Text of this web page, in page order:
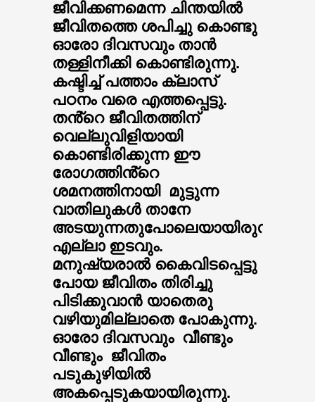
ജീവിക്കണമെന്ന ചിന്തയിൽ
ജീവിതത്തെ ശപിച്ചു കൊണ്ടു
ഓരോ ദിവസവും താൻ
തള്ളിനീക്കി കൊണ്ടിരുന്നു.
കഷ്ടിച്ച് പത്താം ക്ലാസ്
പഠനം വരെ എത്തപ്പെട്ടു.
തൻ്റെ ജീവിതത്തിന്
വെല്ലുവിളിയായി
കൊണ്ടിരിക്കുന്ന ഈ
രോഗത്തിൻ്റെ
ശമനത്തിനായി മുട്ടുന്ന
വാതിലുകൾ താനേ
അടയുന്നതുപോലെയായിരുന്നു
എല്ലാ ഇടവും.
മനുഷ്യരാൽ കൈവിടപ്പെട്ടു
പോയ ജീവിതം തിരിച്ചു
പിടിക്കുവാൻ യാതെരു
വഴിയുമില്ലാതെ പോകുന്നു.
ഓരോ ദിവസവും വീണ്ടും
വീണ്ടും ജീവിതം
പടുകുഴിയിൽ
അകപ്പെടുകയായിരുന്നു.